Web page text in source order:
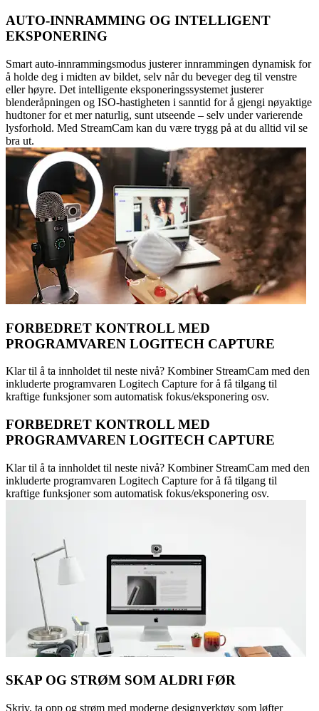
AUTO-INNRAMMING OG INTELLIGENT
EKSPONERING
Smart auto-innrammingsmodus justerer innrammingen dynamisk for
å holde deg i midten av bildet, selv når du beveger deg til venstre
eller høyre. Det intelligente eksponeringssystemet justerer
blenderåpningen og ISO-hastigheten i sanntid for å gjengi nøyaktige
hudtoner for et mer naturlig, sunt utseende – selv under varierende
lysforhold. Med StreamCam kan du være trygg på at du alltid vil se
bra ut.
FORBEDRET KONTROLL MED
PROGRAMVAREN LOGITECH CAPTURE
Klar til å ta innholdet til neste nivå? Kombiner StreamCam med den
inkluderte programvaren Logitech Capture for å få tilgang til
kraftige funksjoner som automatisk fokus/eksponering osv.
FORBEDRET KONTROLL MED
PROGRAMVAREN LOGITECH CAPTURE
Klar til å ta innholdet til neste nivå? Kombiner StreamCam med den
inkluderte programvaren Logitech Capture for å få tilgang til
kraftige funksjoner som automatisk fokus/eksponering osv.
SKAP OG STRØM SOM ALDRI FØR
Skriv, ta opp og strøm med moderne designverktøy som løfter